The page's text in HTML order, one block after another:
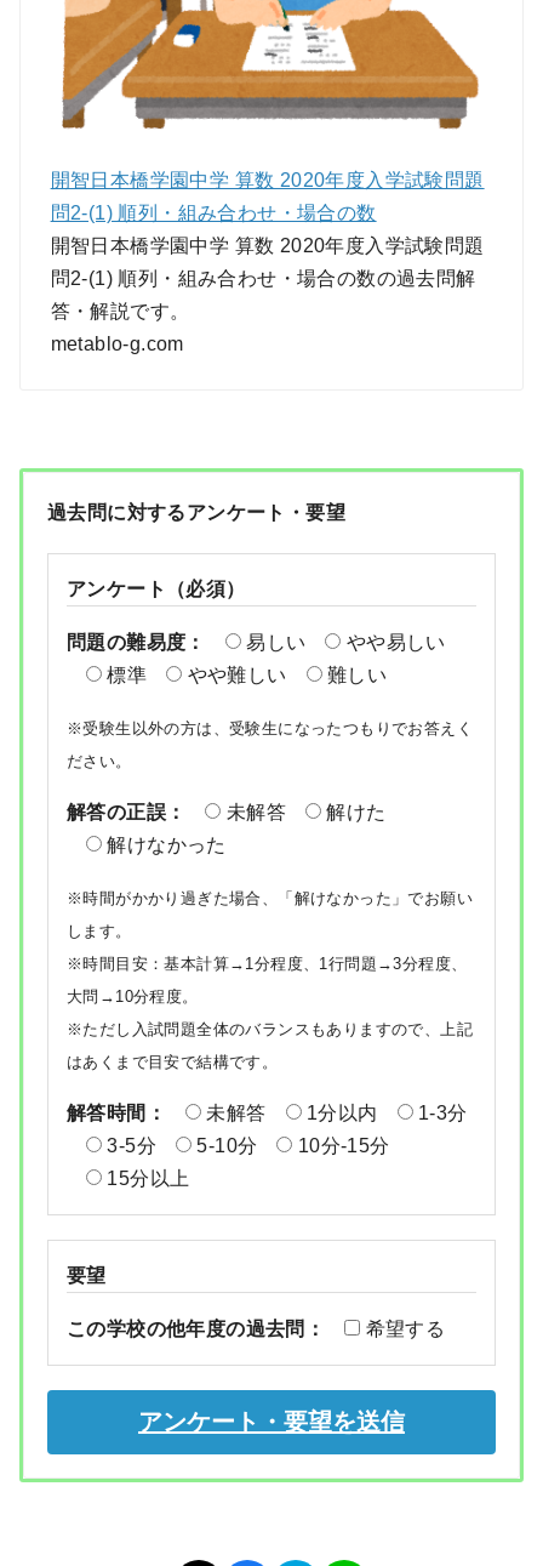
開智日本橋学園中学 算数 2020年度入学試験問題
問2-(1) 順列・組み合わせ・場合の数
開智日本橋学園中学 算数 2020年度入学試験問題
問2-(1) 順列・組み合わせ・場合の数の過去問解
答・解説です。
metablo-g.com
過去問に対するアンケート・要望
アンケート（必須）
問題の難易度： 易しい
やや易しい
標準
やや難しい 難しい
※受験生以外の方は、受験生になったつもりでお答えく
ださい。
解答の正誤： 未解答
解けた
解けなかった
※時間がかかり過ぎた場合、「解けなかった」でお願い
します。
※時間目安：基本計算→1分程度、1行問題→3分程度、
大問→10分程度。
※ただし入試問題全体のバランスもありますので、上記
はあくまで目安で結構です。
解答時間： 未解答 1分以内
1-3分
3-5分
5-10分
10分-15分
15分以上
要望
この学校の他年度の過去問： 希望する